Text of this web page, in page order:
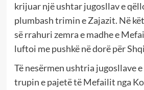
krijuar një ushtar jugosllav e
plumbash trimin e Zajazit. Në
së rrahuri zemra e madhe e
luftoi me pushkë në dorë për
Të nesërmen ushtria jugosllave
trupin e pajetë të Mefailit nga